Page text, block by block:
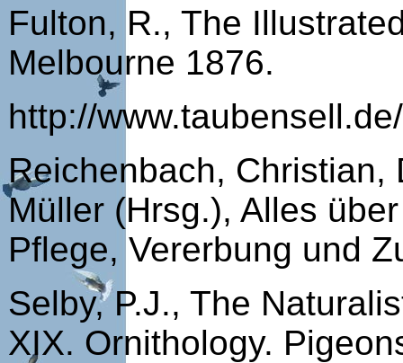
Fulton, R., The
Melbourne 1876.
http://
Reichenbach,
Müller (Hrsg.), Alles
Pflege, Vererbung und
Selby, P.J., The
XIX. Orni­thology.